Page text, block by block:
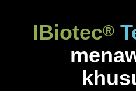
IBiotec®